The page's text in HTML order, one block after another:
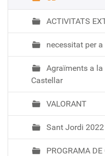
ACTIVITATS
necessitat per a
Agraïments a
Castellar
VALORANT
Sant Jordi 2022
PROGRAMA